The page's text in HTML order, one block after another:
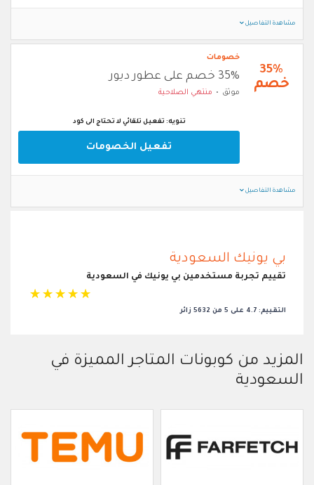
مشاهدة التفاصيل
35%
خصم
خصومات
35% خصم على عطور ديور
موثق منتهي الصلاحية
تنويه: تفعيل تلقائي لا تحتاج الى كود
تفعيل الخصومات
مشاهدة التفاصيل
بي يونيك السعودية
تقييم تجربة مستخدمين بي يونيك في السعودية
☆ ☆ ☆ ☆ ☆
التقييم: 4.7 على 5 من 5632 زائر
المزيد من كوبونات المتاجر المميزة في
السعودية